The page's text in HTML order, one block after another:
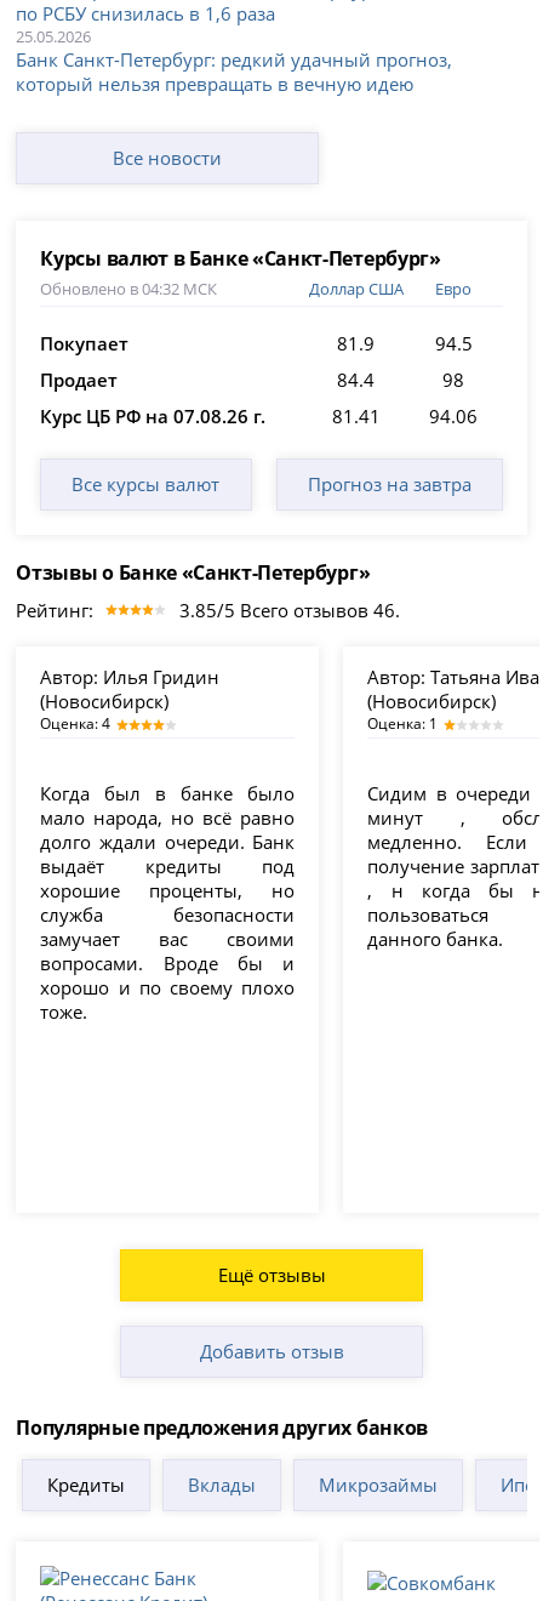
по РСБУ снизилась в 1,6 раза
25.05.2026
Банк Санкт-Петербург: редкий удачный прогноз,
который нельзя превращать в вечную идею
Все новости
Курсы валют в Банке «Санкт-Петербург»
Обновлено в 04:32 МСК Доллар США Евро
Покупает 81.9
94.5
Продает
84.4
98
Курс ЦБ РФ на 07.08.26 г.
81.41 94.06
Все курсы валют Прогноз на завтра
Отзывы о Банке «Санкт-Петербург»
Рейтинг: 3.85/5 Всего отзывов 46.
Автор: Илья Гридин
(Новосибирск)
Оценка: 4
Когда был в банке было
мало народа, но всё равно
долго ждали очереди. Банк
выдаёт кредиты под
хорошие проценты, но
служба безопасности
замучает вас своими
вопросами. Вроде бы и
хорошо и по своему плохо
тоже.
Автор: Татьяна
(Новосибирск)
Оценка: 1
Сидим в очереди
минут ,
медленно.
получение
, н когда бы
пользоваться
данного банка.
Ещё отзывы
Добавить отзыв
Популярные предложения других банков
Кредиты Вклады Микрозаймы